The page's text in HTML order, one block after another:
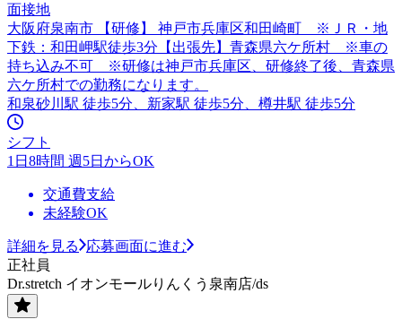
面接地
大阪府泉南市 【研修】 神戸市兵庫区和田崎町 ※ＪＲ・地
下鉄：和田岬駅徒歩3分【出張先】青森県六ケ所村 ※車の
持ち込み不可 ※研修は神戸市兵庫区、研修終了後、青森県
六ケ所村での勤務になります。
和泉砂川駅 徒歩5分、新家駅 徒歩5分、樽井駅 徒歩5分
シフト
1日8時間 週5日からOK
交通費支給
未経験OK
詳細を見る
応募画面に進む
正社員
Dr.stretch イオンモールりんくう泉南店/ds